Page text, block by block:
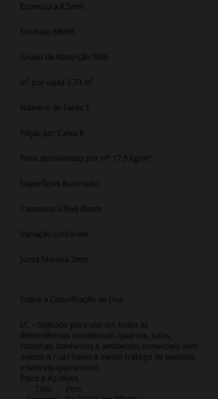
Espessura 8,5mm
Formato 68×68
Grupo de Absorção BIIB
m² por caixa 2,73 m²
Número de Faces 1
Peças por Caixa 6
Peso aproximado por m² 17,9 kg/m²
Superfícies Acetinado
Tamanho 676x676mm
Variação Uniforme
Junta Mínima 2mm
Sobre a Classificação de Uso
LC – Indicado para uso em todas as
dependências residenciais, quartos, salas,
cozinhas, banheiros e ambientes comerciais sem
acesso a rua ( baixo e médio tráfego de pessoas
e sem equipamentos).
Pisos e Azulejos
Tipo
Piso